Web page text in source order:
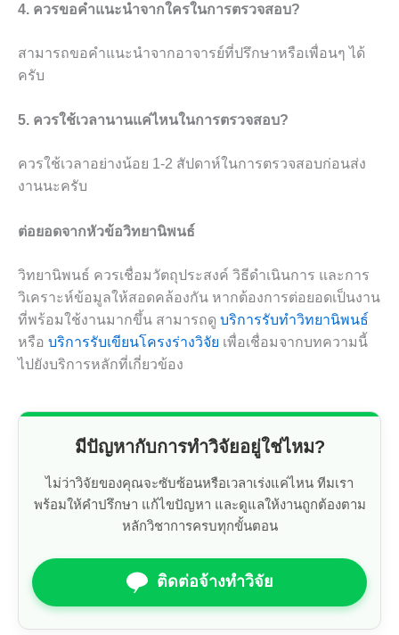
4. ควรขอคำแนะนำจากใครในการตรวจสอบ?
สามารถขอคำแนะนำจากอาจารย์ที่ปรึกษาหรือเพื่อนๆ ได้
ครับ
5. ควรใช้เวลานานแค่ไหนในการตรวจสอบ?
ควรใช้เวลาอย่างน้อย 1-2 สัปดาห์ในการตรวจสอบก่อนส่ง
งานนะครับ
ต่อยอดจากหัวข้อวิทยานิพนธ์
วิทยานิพนธ์ ควรเชื่อมวัตถุประสงค์ วิธีดำเนินการ และการ
วิเคราะห์ข้อมูลให้สอดคล้องกัน หากต้องการต่อยอดเป็นงาน
ที่พร้อมใช้งานมากขึ้น สามารถดู บริการรับทำวิทยานิพนธ์
หรือ บริการรับเขียนโครงร่างวิจัย เพื่อเชื่อมจากบทความนี้
ไปยังบริการหลักที่เกี่ยวข้อง
มีปัญหากับการทำวิจัยอยู่ใช่ไหม?
ไม่ว่าวิจัยของคุณจะซับซ้อนหรือเวลาเร่งแค่ไหน ทีมเรา
พร้อมให้คำปรึกษา แก้ไขปัญหา และดูแลให้งานถูกต้องตาม
หลักวิชาการครบทุกขั้นตอน
ติดต่อจ้างทำวิจัย